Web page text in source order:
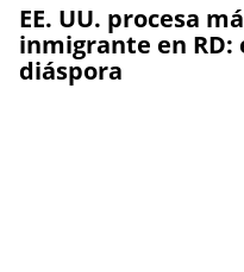
EE. UU. procesa
inmigrante en
diáspora